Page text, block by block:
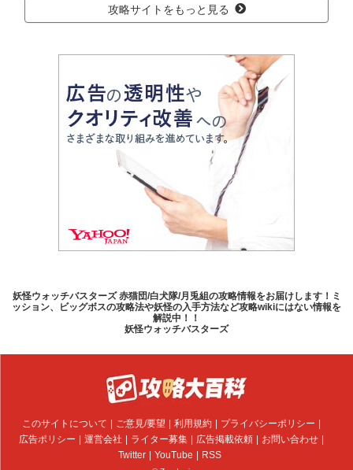
攻略サイトをもっと見る
妖怪ウォッチバスターズ 赤猫団/白犬隊/月兎組の攻略情報をお届けします！ミ
ッション、ビッグボスの攻略法や妖怪の入手方法など攻略wikiにはない情報を
解説中！！
妖怪ウォッチバスターズ
このサイトについて ご意見/要望 利用規約
プライバシーポリシー
広告ポリシー
運営会社 ライター募集 広告掲載依頼
お問い合わせ
Twitter
YouTube RSS